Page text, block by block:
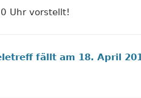
Uhr vorstellt!
fällt am 18. April